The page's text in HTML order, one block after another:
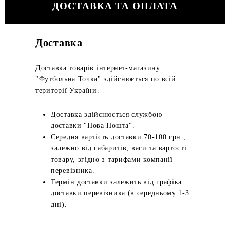
ДОСТАВКА ТА ОПЛАТА
Доставка
Доставка товарів інтернет-магазину
"Футбольна Точка" здійснюється по всій
території України.
Доставка здійснюється службою
доставки "Нова Пошта".
Середня вартість доставки 70-100 грн.,
залежно від габаритів, ваги та вартості
товару, згідно з тарифами компанії
перевізника.
Термін доставки залежить від графіка
доставки перевізника (в середньому 1-3
дні).